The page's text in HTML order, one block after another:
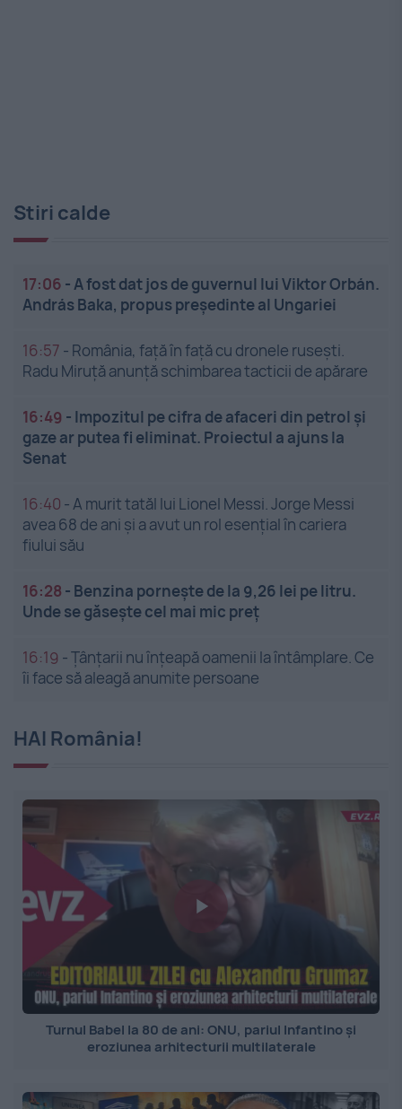
Stiri calde
17:06 -A fost dat jos de guvernul lui Viktor Orbán.
András Baka, propus președinte al Ungariei
16:57 - România, față în față cu dronele rusești.
Radu Miruță anunță schimbarea tacticii de apărare
16:49 - Impozitul pe cifra de afaceri din petrol și
gaze ar putea fi eliminat. Proiectul a ajuns la
Senat
16:40 -A murit tatăl lui Lionel Messi. Jorge Messi
avea 68 de ani și a avut un rol esențial în cariera
fiului său
16:28 - Benzina pornește de la 9,26 lei pe litru.
Unde se găsește cel mai mic preț
16:19 -Țânțarii nu înțeapă oamenii la întâmplare. Ce
îi face să aleagă anumite persoane
HAI România!
Turnul Babel la 80 de ani: ONU, pariul Infantino și
eroziunea arhitecturii multilaterale